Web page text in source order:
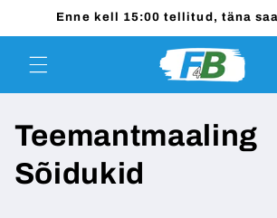
otse
sisule
Enne kell 15:00 tellitud, täna
K
o
Teemantmaaling
Sõidukid